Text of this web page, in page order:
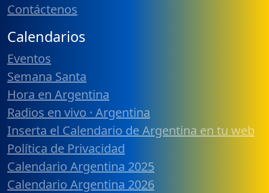
Contáctenos
Calendarios
Eventos
Semana Santa
Hora en Argentina
Radios en vivo · Argentina
Inserta el Calendario de Argentina en tu web
Política de Privacidad
Calendario Argentina 2025
Calendario Argentina 2026